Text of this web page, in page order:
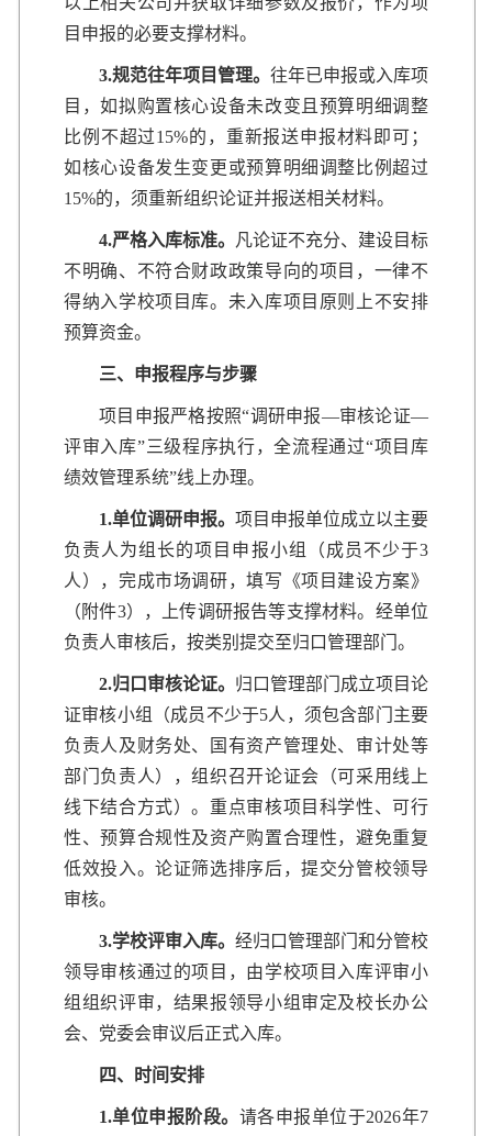
目申报的必要支撑材料。
3.规范往年项目管理。 往年已申报或入库项
目，如拟购置核心设备未改变且预算明细调整
比例不超过15%的，重新报送申报材料即可；
如核心设备发生变更或预算明细调整比例超过
15%的，须重新组织论证并报送相关材料。
4.严格入库标准。
凡论证不充分、建设目标
不明确、不符合财政政策导向的项目，一律不
得纳入学校项目库。未入库项目原则上不安排
预算资金。
三、申报程序与步骤
项目申报严格按照“调研申报—审核论证—
评审入库”三级程序执行，全流程通过“项目库
绩效管理系统”线上办理。
1.单位调研申报。 项目申报单位成立以主要
负责人为组长的项目申报小组（成员不少于3
人），完成市场调研，填写《项目建设方案》
（附件3），上传调研报告等支撑材料。经单位
负责人审核后，按类别提交至归口管理部门。
2.归口审核论证。 归口管理部门成立项目论
证审核小组（成员不少于5人，须包含部门主要
负责人及财务处、国有资产管理处、审计处等
部门负责人），组织召开论证会（可采用线上
线下结合方式）。重点审核项目科学性、可行
性、预算合规性及资产购置合理性，避免重复
低效投入。论证筛选排序后，提交分管校领导
审核。
3.学校评审入库。 经归口管理部门和分管校
领导审核通过的项目，由学校项目入库评审小
组组织评审，结果报领导小组审定及校长办公
会、党委会审议后正式入库。
四、时间安排
1.单位申报阶段。 请各申报单位于2026年7